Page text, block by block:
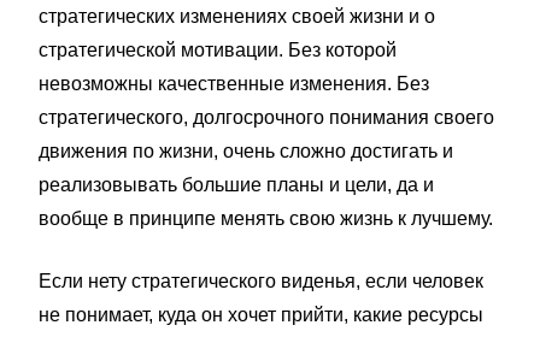
стратегических изменениях своей жизни и о
стратегической мотивации. Без которой
невозможны качественные изменения. Без
стратегического, долгосрочного понимания своего
движения по жизни, очень сложно достигать и
реализовывать большие планы и цели, да и
вообще в принципе менять свою жизнь к лучшему.
Если нету стратегического виденья, если человек
не понимает, куда он хочет прийти, какие ресурсы